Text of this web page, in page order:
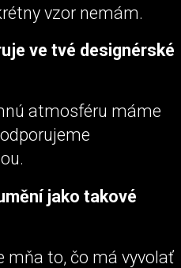
vzor nemám.
ve tvé designérské
atmosféru máme
jako takové
mňa to, čo má vyvolať